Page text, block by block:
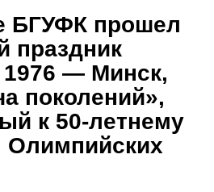
БГУФК прошел
праздник
— Минск,
поколений»,
к 50-летнему